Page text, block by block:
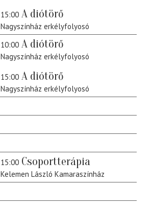
15:00 A diótörő
Nagyszínház erkélyfolyosó
10:00 A diótörő
Nagyszínház erkélyfolyosó
15:00 A diótörő
Nagyszínház erkélyfolyosó
15:00 Csoportterápia
Kelemen László Kamaraszínház